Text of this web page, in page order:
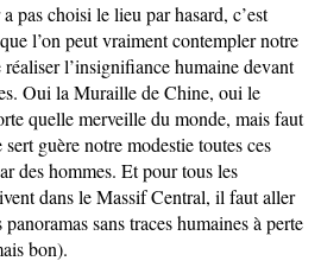
pas choisi le lieu par hasard, c’est
l’on peut vraiment contempler notre
l’insignifiance humaine devant
Oui la Muraille de Chine, oui le
quelle merveille du monde, mais faut
guère notre modestie toutes ces
des hommes. Et pour tous les
dans le Massif Central, il faut aller
sans traces humaines à perte
bon).